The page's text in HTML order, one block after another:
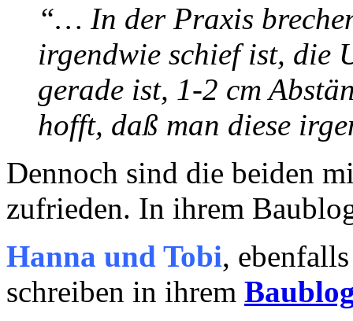
“… In der Praxis
irgendwie schief ist, die
gerade ist, 1-2 cm
hofft, daß man diese
Dennoch sind die beiden
zufrieden. In ihrem
Hanna und Tobi,
schreiben in ihrem